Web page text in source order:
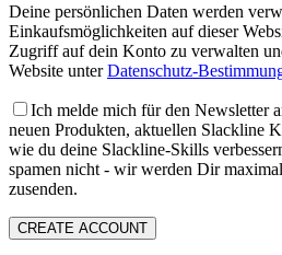
Deine persönlichen Daten werden
Einkaufsmöglichkeiten auf dieser
Zugriff auf dein Konto zu verwalten
Website unterDatenschutz-
Ich melde mich für den Newsletter
neuen Produkten, aktuellen Slackline
wie du deine Slackline-Skills
spamen nicht - wir werden Dir
zusenden.
CREATE ACCOUNT